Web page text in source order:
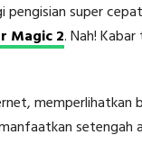
super
Magic 2. Nah!
memperlihatkan
setengah